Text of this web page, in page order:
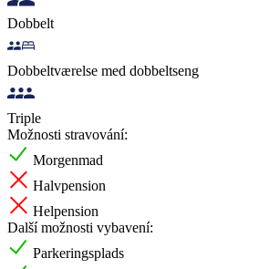
Dobbelt
Dobbeltværelse med dobbeltseng
Triple
Možnosti stravování:
Morgenmad
Halvpension
Helpension
Další možnosti vybavení:
Parkeringsplads